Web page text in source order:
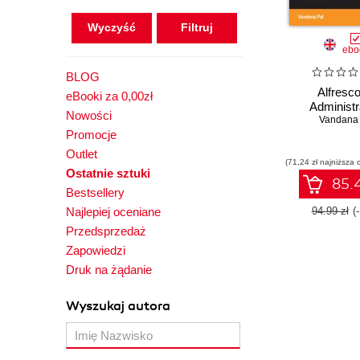
Wyczyść
BLOG
eBooki za 0,00zł
Nowości
Promocje
Outlet
Ostatnie sztuki
Bestsellery
Najlepiej oceniane
Przedsprzedaż
Zapowiedzi
Druk na żądanie
Wyszukaj autora
Vandana
(71,24 zł najniższa
94.99 zł